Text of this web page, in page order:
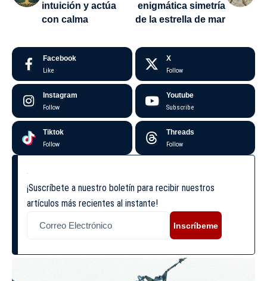
intuición y actúa
con calma
enigmática simetría
de la estrella de mar
Facebook
Like
X
Follow
Instagram
Follow
Youtube
Subscribe
Tiktok
Follow
Threads
Follow
¡Suscríbete a nuestro boletín para recibir nuestros
artículos más recientes al instante!
Inscríbeme